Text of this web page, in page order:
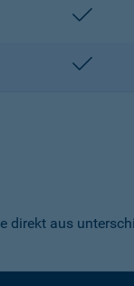
direkt aus